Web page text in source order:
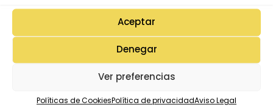
Aceptar
Denegar
Ver preferencias
Políticas de CookiesPolítica de privacidadAviso Legal